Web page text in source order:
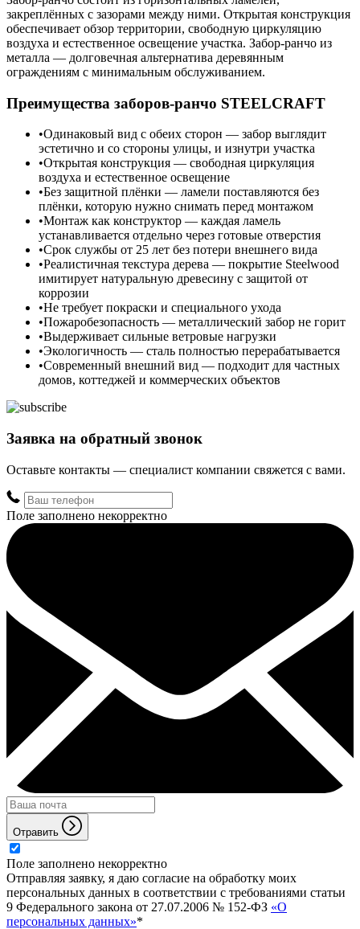
закреплённых с зазорами между ними. Открытая конструкция
обеспечивает обзор территории, свободную циркуляцию
воздуха и естественное освещение участка. Забор-ранчо из
металла — долговечная альтернатива деревянным
ограждениям с минимальным обслуживанием.
Преимущества заборов-ранчо STEELCRAFT
Одинаковый вид с обеих сторон — забор выглядит
эстетично и со стороны улицы, и изнутри участка
Открытая конструкция — свободная циркуляция
воздуха и естественное освещение
Без защитной плёнки — ламели поставляются без
плёнки, которую нужно снимать перед монтажом
Монтаж как конструктор — каждая ламель
устанавливается отдельно через готовые отверстия
Срок службы от 25 лет без потери внешнего вида
Реалистичная текстура дерева — покрытие Steelwood
имитирует натуральную древесину с защитой от
коррозии
Не требует покраски и специального ухода
Пожаробезопасность — металлический забор не горит
Выдерживает сильные ветровые нагрузки
Экологичность — сталь полностью перерабатывается
Современный внешний вид — подходит для частных
домов, коттеджей и коммерческих объектов
Заявка на обратный звонок
Оставьте контакты — специалист компании свяжется с вами.
Поле заполнено некорректно
Отравить
Поле заполнено некорректно
Отправляя заявку, я даю согласие на обработку моих
персональных данных в соответствии с требованиями статьи
9 Федерального закона от 27.07.2006 № 152-ФЗ «О
персональных данных»*